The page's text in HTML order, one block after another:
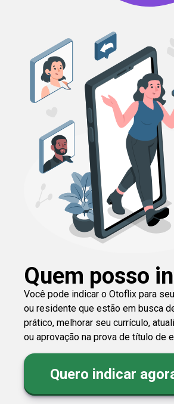
Quem posso
Você pode indicar o Otoflix para
ou residente que estão em busca
prático, melhorar seu currículo,
ou aprovação na prova de título de
Quero indicar